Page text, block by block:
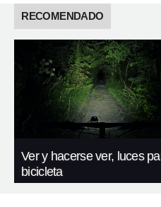
RECOMENDADO
Ver y hacerse ver, luces
bicicleta